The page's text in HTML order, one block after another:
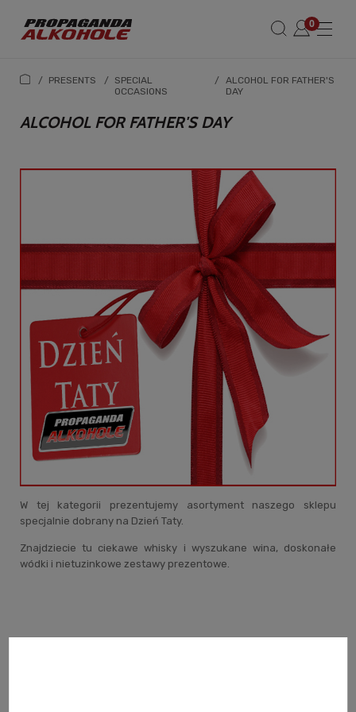
/ PRESENTS / SPECIAL
OCCASIONS
/ ALCOHOL FOR FATHER'S
DAY
ALCOHOL FOR FATHER'S DAY
W tej kategorii prezentujemy asortyment naszego sklepu
specjalnie dobrany na Dzień Taty.
Znajdziecie tu ciekawe whisky i wyszukane wina, doskonałe
wódki i nietuzinkowe zestawy prezentowe.